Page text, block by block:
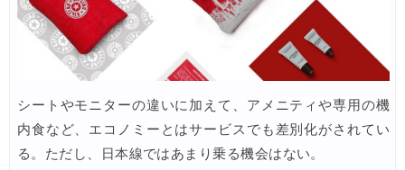
05/12 Trip.com) 航空券+ホテル 最大5,000円OFFクーポン
05/12 Trip.com) ホテル 最大3,000円OFFクーポン
Trip.com) 海外航空券 最大3,000円OFFクーポン
05/11 エアトリ) 航空券+ホテル 最大30,000円OFFクーポン
エアトリ) 海外ホテル 最大30,000円OFFクーポン
シートやモニターの違いに加えて、アメニティや専用の機
内食など、エコノミーとはサービスでも差別化がされてい
る。ただし、日本線ではあまり乗る機会はない。